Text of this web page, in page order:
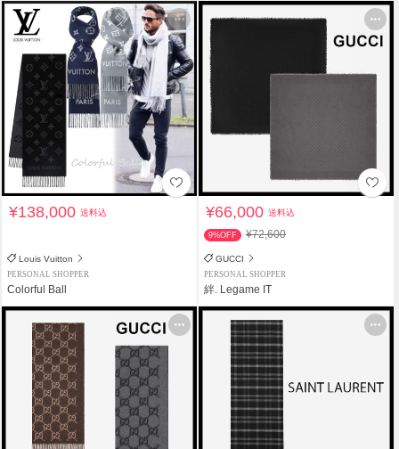
¥138,000送料込
Louis Vuitton
PERSONAL SHOPPER
Colorful Ball
¥66,000送料込
9%OFF ¥72,600
GUCCI
PERSONAL SHOPPER
絆. Legame IT